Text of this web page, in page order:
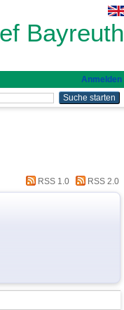
Bayreuth
Anmelden
RSS 1.0 RSS 2.0